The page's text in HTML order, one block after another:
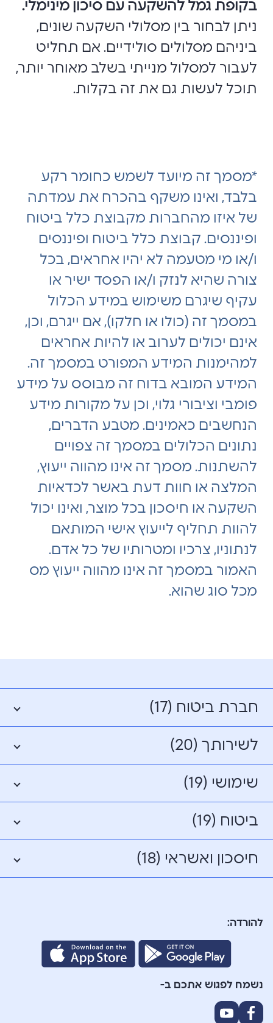
בקופת גמל להשקעה עם סיכון מינימלי.
ניתן לבחור בין מסלולי השקעה שונים,
ביניהם מסלולים סולידיים. אם תחליט
לעבור למסלול מנייתי בשלב מאוחר יותר,
תוכל לעשות גם את זה בקלות.
*מסמך זה מיועד לשמש כחומר רקע
בלבד, ואינו משקף בהכרח את עמדתה
של איזו מהחברות מקבוצת כלל ביטוח
ופיננסים. קבוצת כלל ביטוח ופיננסים
ו/או מי מטעמה לא יהיו אחראים, בכל
צורה שהיא לנזק ו/או הפסד ישיר או
עקיף שיגרם משימוש במידע הכלול
במסמך זה (כולו או חלקו), אם ייגרם, וכן,
אינם יכולים לערוב או להיות אחראים
למהימנות המידע המפורט במסמך זה.
המידע המובא בדוח זה מבוסס על מידע
פומבי וציבורי גלוי, וכן על מקורות מידע
הנחשבים כאמינים. מטבע הדברים,
נתונים הכלולים במסמך זה צפויים
להשתנות. מסמך זה אינו מהווה ייעוץ,
המלצה או חוות דעת באשר לכדאיות
השקעה או חיסכון בכל מוצר, ואינו יכול
להוות תחליף לייעוץ אישי המותאם
לנתוניו, צרכיו ומטרותיו של כל אדם.
האמור במסמך זה אינו מהווה ייעוץ מס
מכל סוג שהוא.
חברת ביטוח (17)
לשירותך (20)
שימושי (19)
ביטוח (19)
חיסכון ואשראי (18)
להורדה:
נשמח לפגוש אתכם ב-